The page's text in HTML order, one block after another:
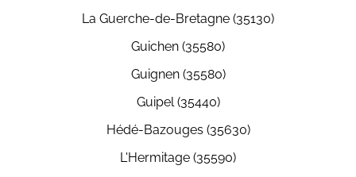
La Guerche-de-Bretagne (35130)
Guichen (35580)
Guignen (35580)
Guipel (35440)
Hédé-Bazouges (35630)
L'Hermitage (35590)